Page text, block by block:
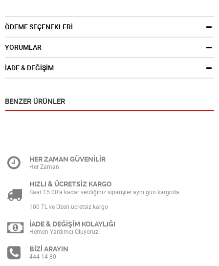
ÖDEME SEÇENEKLERİ
YORUMLAR
İADE & DEĞİŞİM
BENZER ÜRÜNLER
HER ZAMAN GÜVENİLİR
Her Zaman
HIZLI & ÜCRETSİZ KARGO
Saat 15:00’a kadar verdiğiniz siparişler aynı gün kargoda.
100 TL ve Üzeri ücretsiz kargo
İADE & DEĞİŞİM KOLAYLIĞI
Hemen Yardımcı Oluyoruz!
BİZİ ARAYIN
444 14 80